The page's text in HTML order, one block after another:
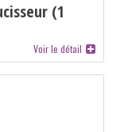
(1
Voir le détail